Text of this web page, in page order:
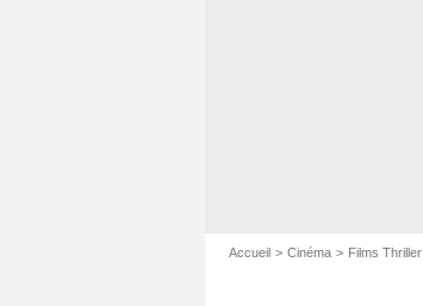
Accueil Cinéma Films Thriller